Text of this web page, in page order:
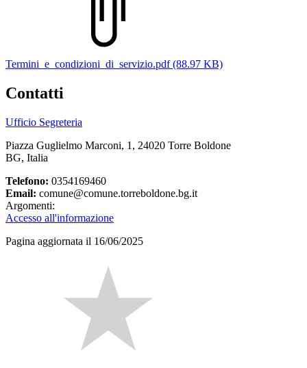
Termini_e_condizioni_di_servizio.pdf (88.97 KB)
Contatti
Ufficio Segreteria
Piazza Guglielmo Marconi, 1, 24020 Torre Boldone
BG, Italia
Telefono: 0354169460
Email: comune@comune.torreboldone.bg.it
Argomenti:
Accesso all'informazione
Pagina aggiornata il 16/06/2025